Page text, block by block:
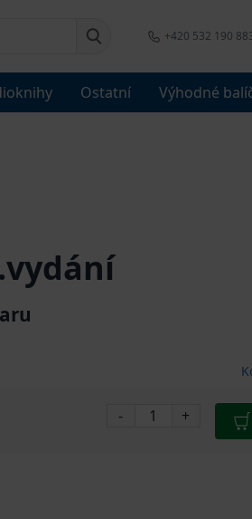
+420 532 190
Ostatní Výhodné
- +